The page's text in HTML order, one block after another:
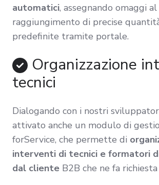
automatici, assegnando omaggi al
raggiungimento di precise
predefinite tramite portale.
Organizzazione
tecnici
Dialogando con i nostri
attivato anche un modulo di
forService, che permette di
interventi di tecnici e formatori
dal cliente B2B che ne fa richiesta